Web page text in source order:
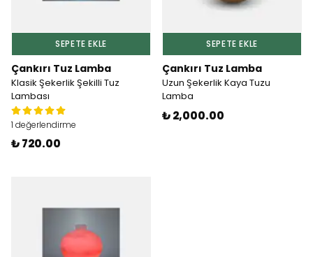
SEPETE EKLE
Çankırı Tuz Lamba
Klasik Şekerlik Şekilli Tuz
Lambası
1 değerlendirme
₺ 720.00
SEPETE EKLE
Çankırı Tuz Lamba
Uzun Şekerlik Kaya Tuzu
Lamba
₺ 2,000.00